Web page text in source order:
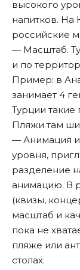
высокого
напитков. На
российские
— Масштаб.
и по
Пример: в
занимает 4
Турции
Пляжи там
— Анимация
уровня,
разделение
анимацию. В
(квизы,
масштаб и
пока не
пляже или
столах.